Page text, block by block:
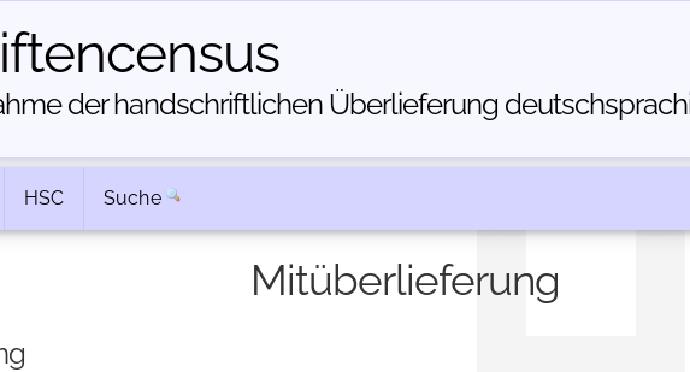
der handschriftlichen Über­lieferung
HSC Suche
Mitüberlieferung